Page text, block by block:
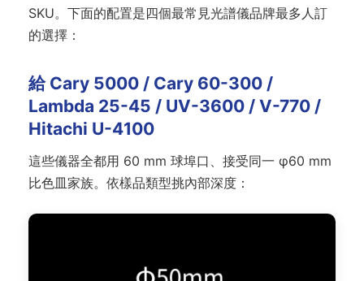
SKU。下面的配置是四個最常見光譜儀品牌最多人訂
的選擇：
給 Cary 5000 / Cary 60-300 /
Lambda 25-45 / UV-3600 / V-770 /
Hitachi U-4100
這些儀器全都用 60 mm 球埠口、接受同一 φ60 mm
比色皿家族。依樣品類型挑內部深度：